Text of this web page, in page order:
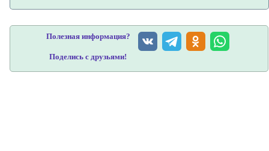
Полезная информация?
Поделись с друзьями!